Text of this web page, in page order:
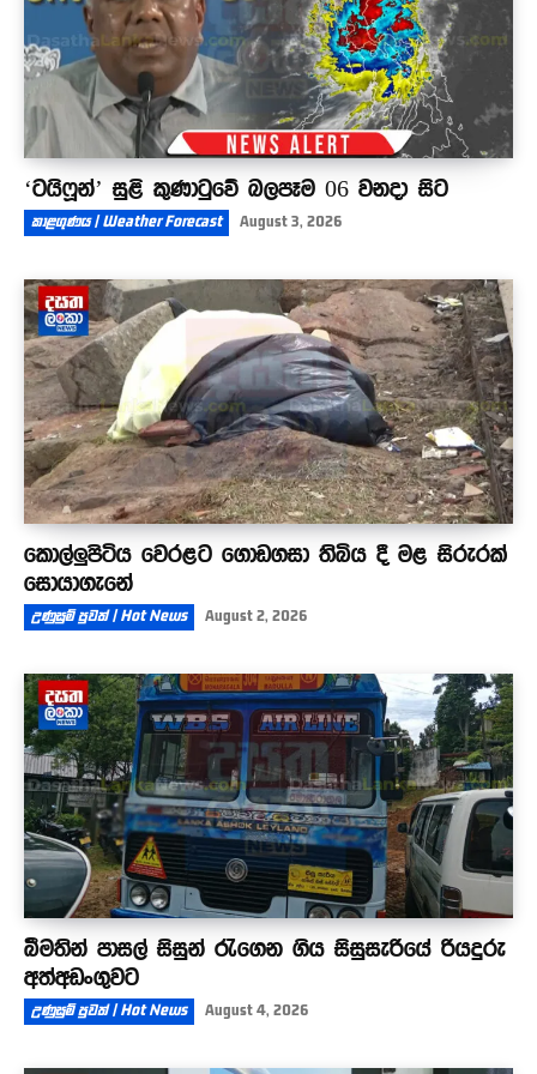
‘ටයිෆූන්’ සුළි කුණාටුවේ බලපෑම 06 වනදා සිට
කාළගුණය | Weather Forecast August 3, 2026
කොල්ලුපිටිය වෙරළට ගොඩගසා තිබිය දී මළ සිරුරක්
සොයාගැනේ
උණුසුම් පුවත් | Hot News August 2, 2026
බීමතින් පාසල් සිසුන් රැගෙන ගිය සිසුසැරියේ රියදුරු
අත්අඩංගුවට
උණුසුම් පුවත් | Hot News August 4, 2026